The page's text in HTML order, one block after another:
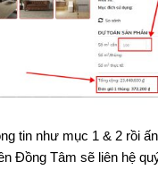
tin như mục 1 & 2 rồi
Đồng Tâm sẽ liên hệ